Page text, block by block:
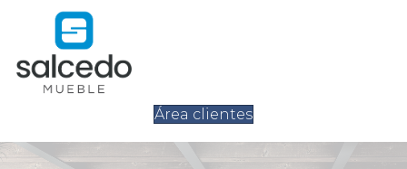
Área clientes